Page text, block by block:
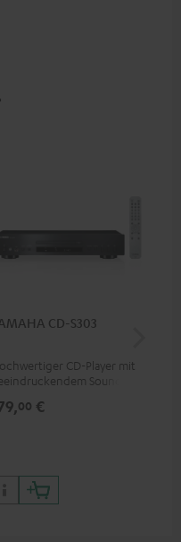
CD-S303
CD-Player mit
Sound und
00 €